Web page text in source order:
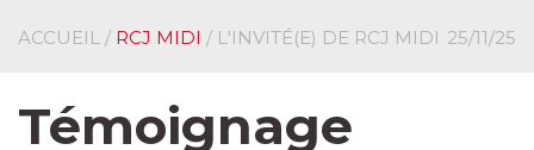
ACCUEIL / RCJ MIDI / L'INVITÉ(E) DE RCJ MIDI 25/11/25
Témoignage